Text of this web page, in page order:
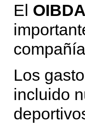
El OIBDA
Los
incluido